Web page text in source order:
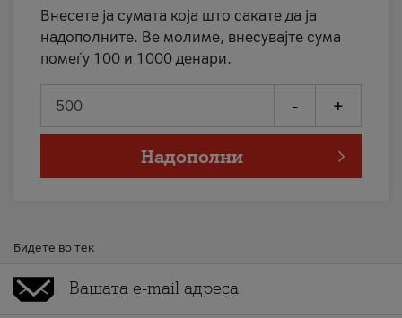
Внесете ја сумата која што сакате да ја
надополните. Ве молиме, внесувајте сума
помеѓу 100 и 1000 денари.
- +
Надополни
Бидете во тек